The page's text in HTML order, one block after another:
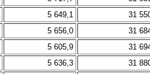
5 649,1
31
5 656,0
31
5 605,9
31
5 636,3
31